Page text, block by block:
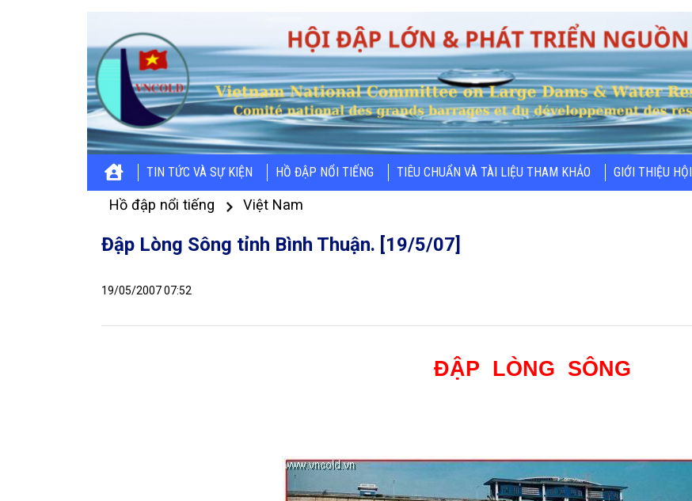
TIN TỨC VÀ SỰ KIỆN HỒ ĐẬP NỔI TIẾNG TIÊU CHUẨN VÀ TÀI LIỆU THAM KHẢO GIỚI THIỆU HỘI
Hồ đập nổi tiếng Việt Nam
Đập Lòng Sông tỉnh Bình Thuận. [19/5/07]
19/05/2007 07:52
ĐẬP LÒNG SÔNG